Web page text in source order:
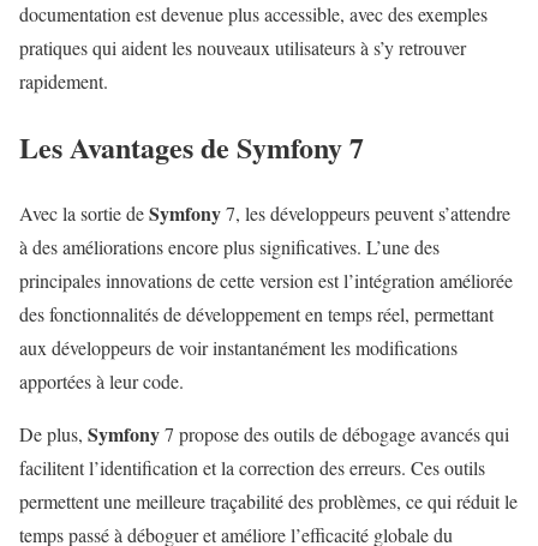
documentation est devenue plus accessible, avec des exemples
pratiques qui aident les nouveaux utilisateurs à s’y retrouver
rapidement.
Les Avantages de Symfony7
Avec la sortie deSymfony7, les développeurs peuvent s’attendre
à des améliorations encore plus significatives. L’une des
principales innovations de cette version est l’intégration améliorée
des fonctionnalités de développement en temps réel, permettant
aux développeurs de voir instantanément les modifications
apportées à leur code.
De plus, Symfony7 propose des outils de débogage avancés qui
facilitent l’identification et la correction des erreurs. Ces outils
permettent une meilleure traçabilité des problèmes, ce qui réduit le
temps passé à déboguer et améliore l’efficacité globale du